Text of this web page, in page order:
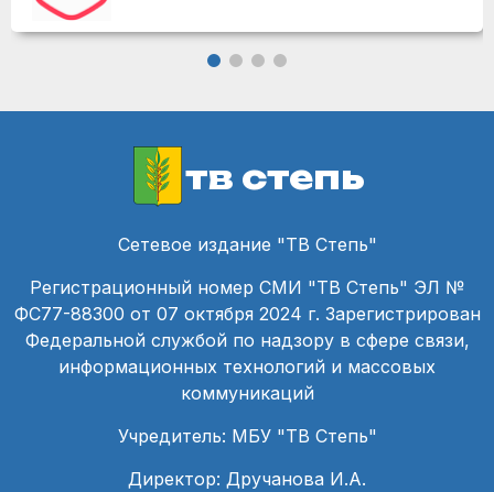
тв степь
Сетевое издание "ТВ Степь"
Регистрационный номер СМИ "ТВ Степь" ЭЛ №
ФС77-88300 от 07 октября 2024 г. Зарегистрирован
Федеральной службой по надзору в сфере связи,
информационных технологий и массовых
коммуникаций
Учредитель: МБУ "ТВ Степь"
Директор: Дручанова И.А.